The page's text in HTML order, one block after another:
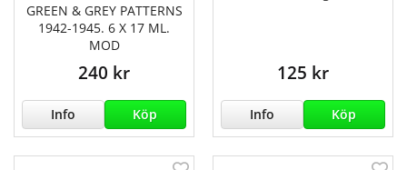
GREEN & GREY PATTERNS
1942-1945. 6 X 17 ML.
MOD
240 kr
Info Köp
125 kr
Info Köp